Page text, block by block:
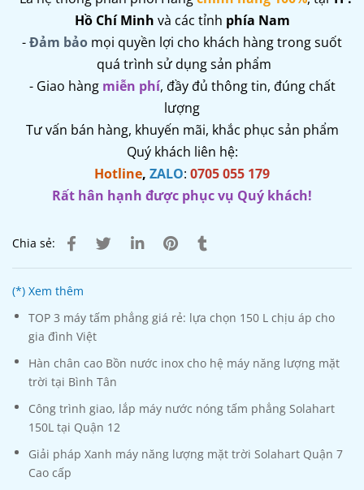
Hồ Chí Minh và các tỉnh phía Nam
-Đảm bảo mọi quyền lợi cho khách hàng trong suốt
quá trình sử dụng sản phẩm
- Giao hàng miễn phí, đầy đủ thông tin, đúng chất
lượng
Tư vấn bán hàng, khuyến mãi, khắc phục sản phẩm
Quý khách liên hệ:
Hotline, ZALO: 0705 055 179
Rất hân hạnh được phục vụ Quý khách!
Chia sẻ:
(*) Xem thêm
TOP 3 máy tấm phẳng giá rẻ: lựa chọn 150 L chịu áp cho
gia đình Việt
Hàn chân cao Bồn nước inox cho hệ máy năng lượng mặt
trời tại Bình Tân
Công trình giao, lắp máy nước nóng tấm phẳng Solahart
150L tại Quận 12
Giải pháp Xanh máy năng lượng mặt trời Solahart Quận 7
Cao cấp